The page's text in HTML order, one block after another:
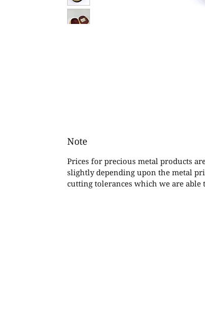
Note
Prices for precious metal products
slightly depending upon the metal
cutting tolerances which we are able